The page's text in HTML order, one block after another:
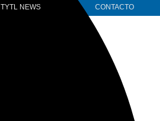
TYTL NEWS CONTACTO